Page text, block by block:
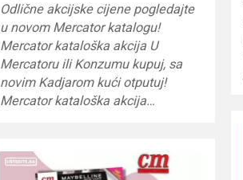
Odlične akcijske cijene pogledajte
u novom Mercator katalogu!
Mercator kataloška akcija U
Mercatoru ili Konzumu kupuj, sa
novim Kadjarom kući otputuj!
Mercator kataloška akcija…